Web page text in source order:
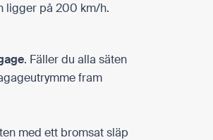
ligger på 200 km/h.
. Fäller du alla säten
fram
med ett bromsat släp